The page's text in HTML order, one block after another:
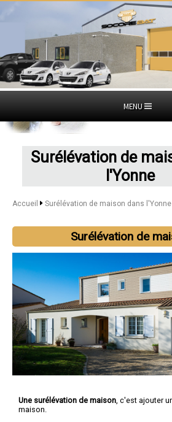
MENU
Surélévation de
l'Yonne
Accueil Surélévation de maison dans l'Yonne
Surélévation de
Une surélévation de maison , c'est ajouter
maison.